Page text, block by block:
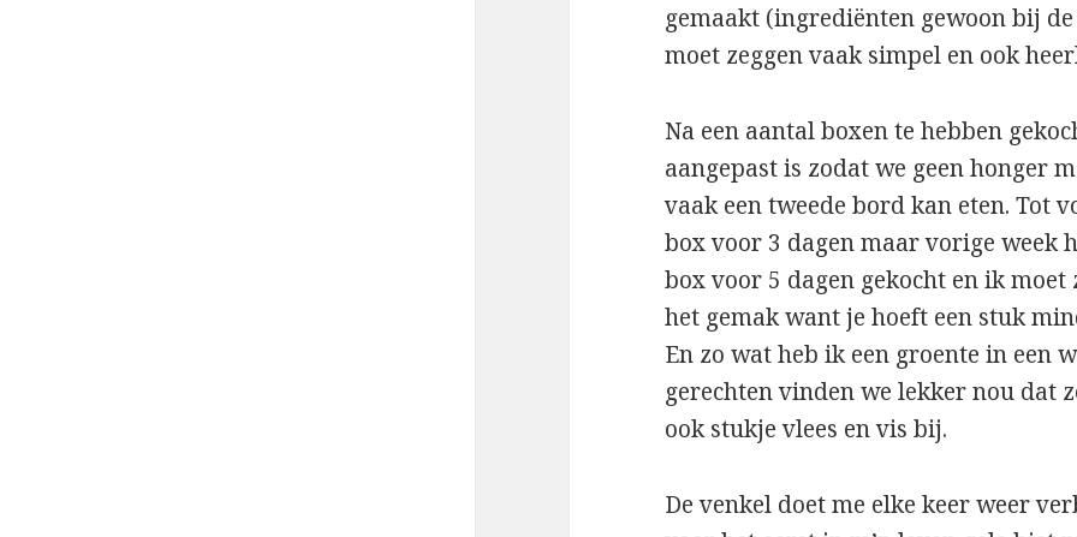
gemaakt (ingrediënten gewoon bij
moet zeggen vaak simpel en ook
Na een aantal boxen te hebben
aangepast is zodat we geen honger
vaak een tweede bord kan eten. Tot
box voor 3 dagen maar vorige week
box voor 5 dagen gekocht en ik
het gemak want je hoeft een stuk
En zo wat heb ik een groente in een
gerechten vinden we lekker nou dat
ook stukje vlees en vis bij.
De venkel doet me elke keer weer